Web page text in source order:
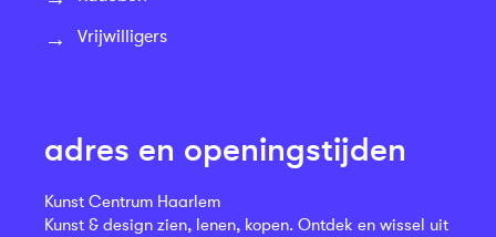
Vrijwilligers
adres en openingstijden
Kunst Centrum Haarlem
Kunst & design zien, lenen, kopen. Ontdek en wissel uit